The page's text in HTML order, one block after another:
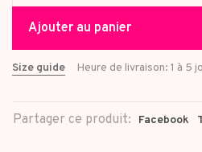
Ajouter au panier
Size guide Heure de livraison: 1 à 5
Partager ce produit: Facebook